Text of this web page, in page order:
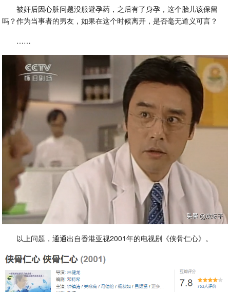
被奸后因心脏问题没服避孕药，之后有了身孕，这个胎儿该保留
吗？作为当事者的男友，如果在这个时候离开，是否毫无道义可言？
……
以上问题，通通出自香港亚视2001年的电视剧《侠骨仁心》。